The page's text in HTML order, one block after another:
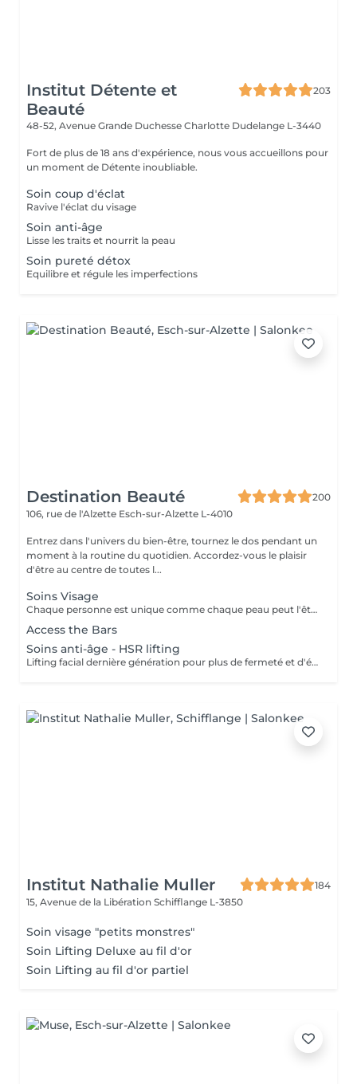
Institut Détente et
Beauté
203
48-52, Avenue Grande Duchesse Charlotte Dudelange L-3440
Fort de plus de 18 ans d'expérience, nous vous accueillons pour
un moment de Détente inoubliable.
Soin coup d'éclat
Ravive l'éclat du visage
Soin anti-âge
Lisse les traits et nourrit la peau
Soin pureté détox
Equilibre et régule les imperfections
Destination Beauté
200
106, rue de l'Alzette Esch-sur-Alzette L-4010
Entrez dans l'univers du bien-être, tournez le dos pendant un
moment à la routine du quotidien. Accordez-vous le plaisir
d'être au centre de toutes l...
Soins Visage
Chaque personne est unique comme chaque peau peut l'être. Nous offrons à votre peau ce dont elle a précisément besoin. Adaptés aux besoins individuels de votre peau, nous la traitons avec les produits de la gamme SKINOVAGEPX et avec le massage unique Touche Efficace.
Access the Bars
Soins anti-âge - HSR lifting
Lifting facial dernière génération pour plus de fermeté et d'élasticité. Aux choix stimulant et vivifiant ou relaxant et cocooning.
Institut Nathalie Muller
184
15, Avenue de la Libération Schifflange L-3850
Soin visage "petits monstres"
Soin Lifting Deluxe au fil d'or
Soin Lifting au fil d'or partiel